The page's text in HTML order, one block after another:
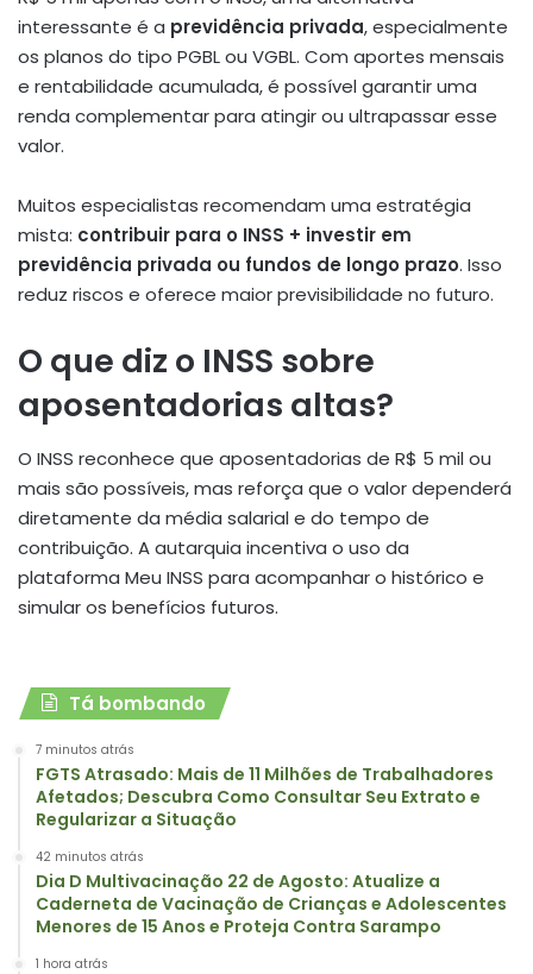
interessante é a previdência privada, especialmente
os planos do tipo PGBL ou VGBL. Com aportes mensais
e rentabilidade acumulada, é possível garantir uma
renda complementar para atingir ou ultrapassar esse
valor.
Muitos especialistas recomendam uma estratégia
mista: contribuir para o INSS + investir em
previdência privada ou fundos de longo prazo. Isso
reduz riscos e oferece maior previsibilidade no futuro.
O que diz o INSS sobre
aposentadorias altas?
O INSS reconhece que aposentadorias de R$ 5 mil ou
mais são possíveis, mas reforça que o valor dependerá
diretamente da média salarial e do tempo de
contribuição. A autarquia incentiva o uso da
plataforma Meu INSS para acompanhar o histórico e
simular os benefícios futuros.
Tá bombando
7 minutos atrás
FGTS Atrasado: Mais de 11 Milhões de Trabalhadores
Afetados; Descubra Como Consultar Seu Extrato e
Regularizar a Situação
42 minutos atrás
Dia D Multivacinação 22 de Agosto: Atualize a
Caderneta de Vacinação de Crianças e Adolescentes
Menores de 15 Anos e Proteja Contra Sarampo
1 hora atrás